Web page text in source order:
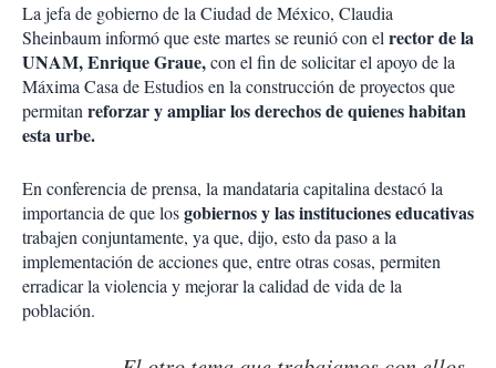
La jefa de gobierno de la Ciudad de México, Claudia
Sheinbaum informó que este martes se reunió con elrector de la
UNAM, Enrique Graue,con el fin de solicitar el apoyo de la
Máxima Casa de Estudios en la construcción de proyectos que
permitanreforzar y ampliar los derechos de quienes habitan
esta urbe.
En conferencia de prensa, la mandataria capitalina destacó la
importancia de que losgobiernos y las instituciones educativas
trabajen conjuntamente, ya que, dijo, esto da paso a la
implementación de acciones que, entre otras cosas, permiten
erradicar la violencia y mejorar la calidad de vida de la
población.